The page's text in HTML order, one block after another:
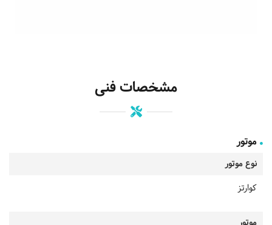
مشخصات فنی
موتور
نوع موتور
کوارتز